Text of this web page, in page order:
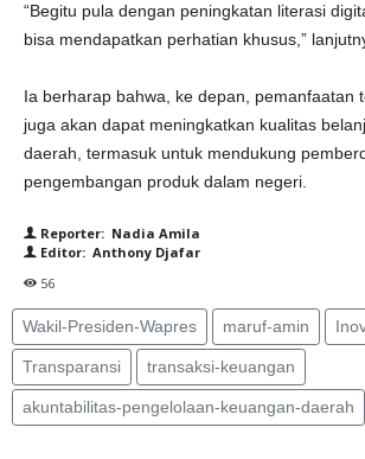
“Begitu pula dengan peningkatan literasi
bisa mendapatkan perhatian khusus,”
Ia berharap bahwa, ke depan, pemanfaatan
juga akan dapat meningkatkan kualitas
daerah, termasuk untuk mendukung
pengembangan produk dalam negeri.
Reporter: Nadia Amila
Editor: Anthony Djafar
56
Wakil-Presiden-Wapres maruf-amin
Transparansi transaksi-keuangan
akuntabilitas-pengelolaan-keuangan-daerah